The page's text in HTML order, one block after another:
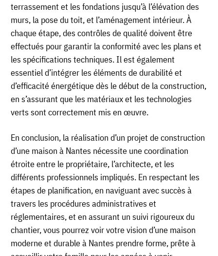
terrassement et les fondations jusqu’à l’élévation des
murs, la pose du toit, et l’aménagement intérieur. À
chaque étape, des contrôles de qualité doivent être
effectués pour garantir la conformité avec les plans et
les spécifications techniques. Il est également
essentiel d’intégrer les éléments de durabilité et
d’efficacité énergétique dès le début de la construction,
en s’assurant que les matériaux et les technologies
verts sont correctement mis en œuvre.
En conclusion, la réalisation d’un projet de construction
d’une maison à Nantes nécessite une coordination
étroite entre le propriétaire, l’architecte, et les
différents professionnels impliqués. En respectant les
étapes de planification, en naviguant avec succès à
travers les procédures administratives et
réglementaires, et en assurant un suivi rigoureux du
chantier, vous pourrez voir votre vision d’une maison
moderne et durable à Nantes prendre forme, prête à